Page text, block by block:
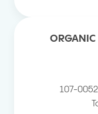
ORGANIC
107-